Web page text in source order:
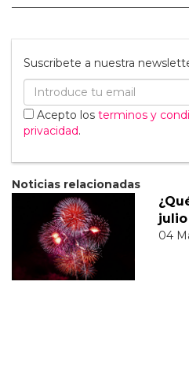
Suscribete a nuestra
Acepto los terminos y
privacidad.
Noticias relacionadas
04